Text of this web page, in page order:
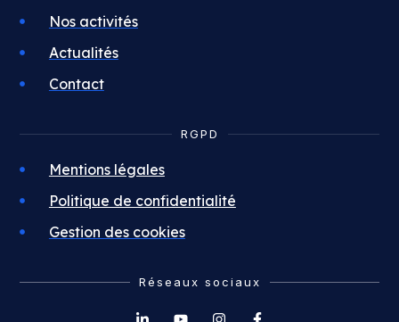
Nos activités
Actualités
Contact
RGPD
Mentions légales
Politique de confidentialité
Gestion des cookies
Réseaux sociaux